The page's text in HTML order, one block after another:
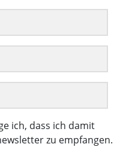
ich, dass ich damit
zu empfangen.